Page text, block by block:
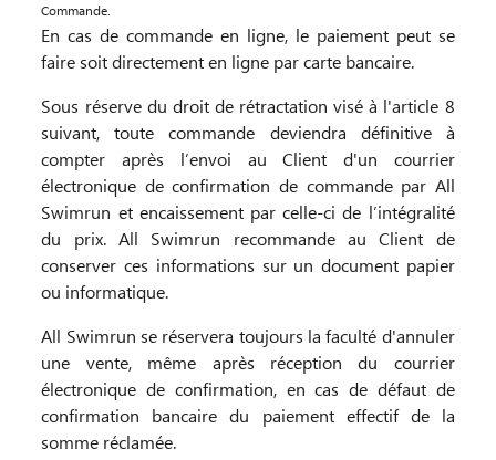
Commande.
En cas de commande en ligne, le paiement peut se
faire soit directement en ligne par carte bancaire.
Sous réserve du droit de rétractation visé à l'article 8
suivant, toute commande deviendra définitive à
compter après l’envoi au Client d'un courrier
électronique de confirmation de commande par All
Swimrun et encaissement par celle-ci de l’intégralité
du prix. All Swimrun recommande au Client de
conserver ces informations sur un document papier
ou informatique.
All Swimrun se réservera toujours la faculté d'annuler
une vente, même après réception du courrier
électronique de confirmation, en cas de défaut de
confirmation bancaire du paiement effectif de la
somme réclamée.